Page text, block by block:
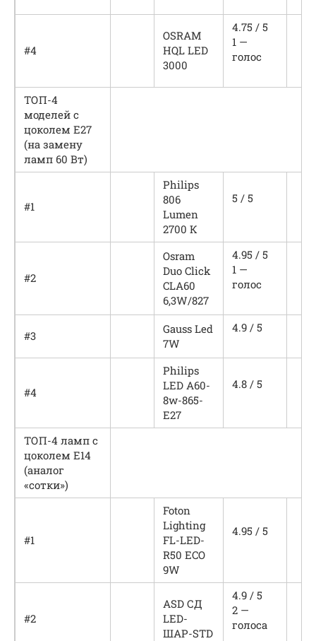
#4
OSRAM
HQL LED
3000
4.75 / 5
1 —
голос
ТОП-4
моделей с
цоколем Е27
(на замену
ламп 60 Вт)
#1
Philips
806
Lumen
2700 К
5 / 5
#2
Osram
Duo Click
CLA60
6,3W/827
4.95 / 5
1 —
голос
#3
Gauss Led
7W
4.9 / 5
#4
Philips
LED A60-
8w-865-
E27
4.8 / 5
ТОП-4 ламп с
цоколем Е14
(аналог
«сотки»)
#1
Foton
Lighting
FL-LED-
R50 ECO
9W
4.95 / 5
#2
ASD СД
LED-
ШАР-STD
4.9 / 5
2 —
голоса